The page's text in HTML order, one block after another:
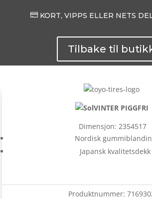
 KORT, VIPPS ELLER NETS
Tilbake til
VINTER PIGGFRI
Dimensjon: 2354517
Nordisk
Japansk kvalitetsdekk
Produktnummer: